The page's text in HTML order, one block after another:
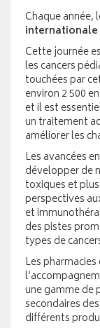
Chaque année,
internationale
Cette journée
les cancers
touchées par
environ 2 500
et il est
un traitement
améliorer les
Les avancées
développer de
toxiques et
perspectives
et
des pistes
types de
Les
une gamme de
secondaires
différents